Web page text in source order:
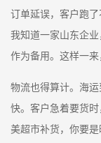
订单延误，客户跑了
我知道一家山东企
作为备用。这样一来
物流也得算计。海
快。客户急着要货
美超市补货，你要是